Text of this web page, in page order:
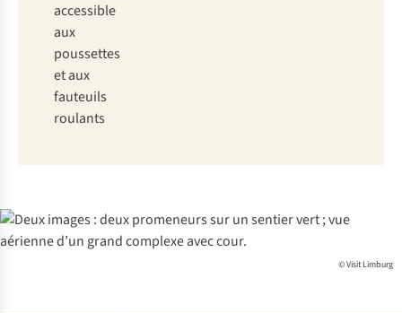
accessible
aux
poussettes
et aux
fauteuils
roulants
© Visit Limburg